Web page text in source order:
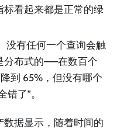
标看起来都是正常的绿
没有任何一个查询会触
分布式的——在数百个
到 65%，但没有哪个
了”。
据显示，随着时间的